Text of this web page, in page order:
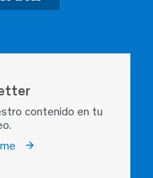
contenido en tu